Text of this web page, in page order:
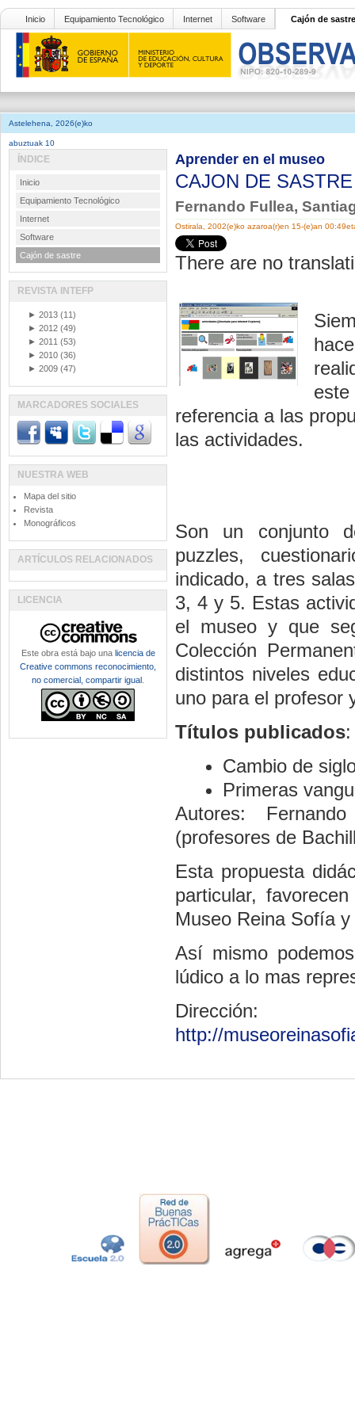
Inicio Equipamiento Tecnológico Internet Software Cajón de sastre
Astelehena, 2026(e)ko
abuztuak 10
Aprender en el museo
CAJON DE
Fernando Fullea,
Ostirala, 2002(e)ko azaroa(r)en 15-(e)an
There are no
este
referencia a las
las actividades.
Son un conjunto
puzzles,
indicado, a tres
3, 4 y 5. Estas
el museo y que
Colección
distintos niveles
uno para el profesor
Títulos publicados:
Cambio de
Primeras
Autores:
(profesores de
Esta propuesta
particular,
Museo Reina Sofía
Así mismo
lúdico a lo mas
Dirección:
http://
ÍNDICE
Inicio
Equipamiento Tecnológico
Internet
Software
Cajón de sastre
REVISTA INTEFP
► 2013 (11)
► 2012 (49)
► 2011 (53)
► 2010 (36)
► 2009 (47)
MARCADORES SOCIALES
NUESTRA WEB
Mapa del sitio
Revista
Monográficos
ARTÍCULOS RELACIONADOS
LICENCIA
Este obra está bajo una licencia de
Creative commons reconocimiento,
no comercial, compartir igual